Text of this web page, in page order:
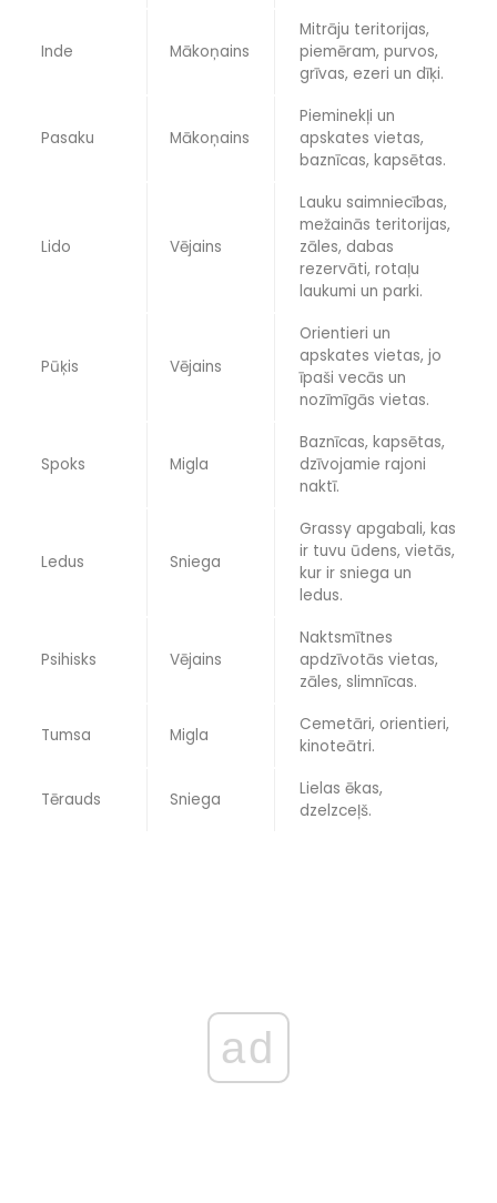
Inde Mākoņains
Mitrāju teritorijas,
piemēram, purvos,
grīvas, ezeri un dīķi.
Pasaku Mākoņains
Pieminekļi un
apskates vietas,
baznīcas, kapsētas.
Lido Vējains
Lauku saimniecības,
mežainās teritorijas,
zāles, dabas
rezervāti, rotaļu
laukumi un parki.
Pūķis Vējains
Orientieri un
apskates vietas, jo
īpaši vecās un
nozīmīgās vietas.
Spoks Migla
Baznīcas, kapsētas,
dzīvojamie rajoni
naktī.
Ledus Sniega
Grassy apgabali, kas
ir tuvu ūdens, vietās,
kur ir sniega un
ledus.
Psihisks Vējains
Naktsmītnes
apdzīvotās vietas,
zāles, slimnīcas.
Tumsa Migla
Cemetāri, orientieri,
kinoteātri.
Tērauds Sniega
Lielas ēkas,
dzelzceļš.
ad